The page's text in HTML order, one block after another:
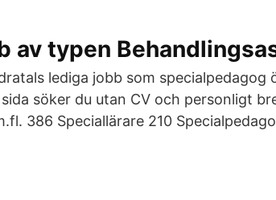
av typen
lediga jobb som specialpedagog
söker du utan CV och personligt
386 Speciallärare 210